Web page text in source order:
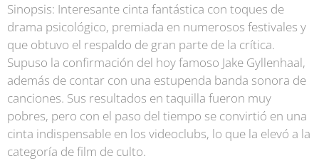
Sinopsis: Interesante cinta fantástica con toques de
drama psicológico, premiada en numerosos festivales y
que obtuvo el respaldo de gran parte de la crítica.
Supuso la confirmación del hoy famoso Jake Gyllenhaal,
además de contar con una estupenda banda sonora de
canciones. Sus resultados en taquilla fueron muy
pobres, pero con el paso del tiempo se convirtió en una
cinta indispensable en los videoclubs, lo que la elevó a la
categoría de film de culto.